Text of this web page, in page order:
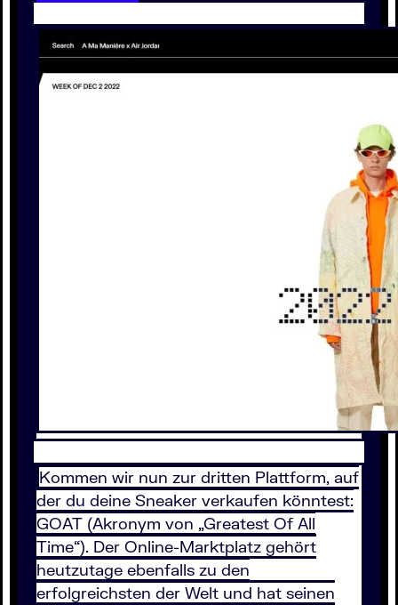
Kommen wir nun zur dritten Plattform, auf
der du deine Sneaker verkaufen könntest:
GOAT (Akronym von „Greatest Of All
Time“). Der Online-Marktplatz gehört
heutzutage ebenfalls zu den
erfolgreichsten der Welt und hat seinen